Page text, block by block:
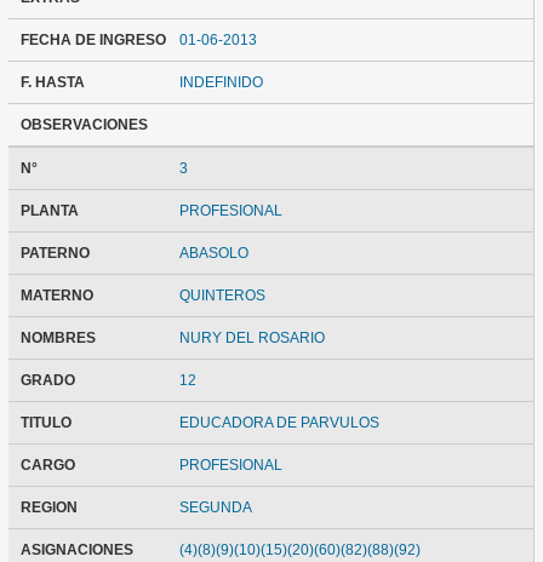
FECHA DE INGRESO 01-06-2013
F. HASTA INDEFINIDO
OBSERVACIONES
N° 3
PLANTA PROFESIONAL
PATERNO ABASOLO
MATERNO QUINTEROS
NOMBRES NURY DEL ROSARIO
GRADO 12
TITULO EDUCADORA DE PARVULOS
CARGO PROFESIONAL
REGION SEGUNDA
ASIGNACIONES (4)(8)(9)(10)(15)(20)(60)(82)(88)(92)